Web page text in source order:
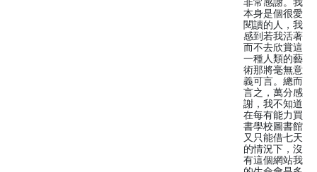
本身是個很愛
閱讀的人，我
感到若我活著
而不去欣賞這
一種人類的藝
術那將毫無意
義可言。總而
言之，萬分感
謝，我不知道
在每有能力買
書學校圖書館
又只能借七天
的情況下，沒
有這個網站我